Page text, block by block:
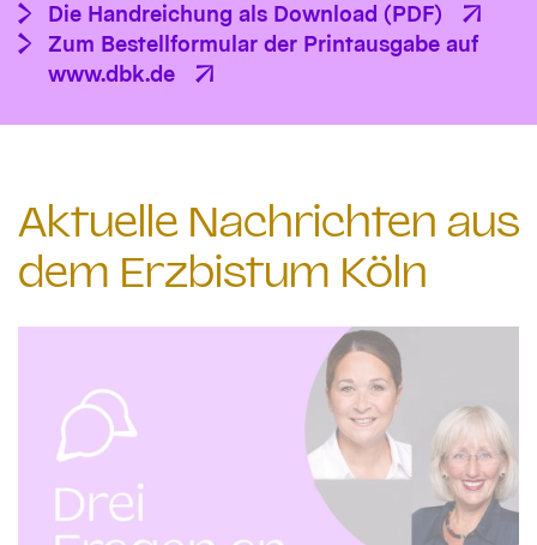
Die Handreichung als Download (PDF)
Zum Bestellformular der Printausgabe auf
www.dbk.de
Aktuelle Nachrichten aus
dem Erzbistum Köln